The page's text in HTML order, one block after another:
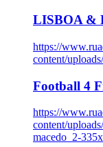
LISBOA &
https://
content/
Football 4
https://
content/
macedo_2-